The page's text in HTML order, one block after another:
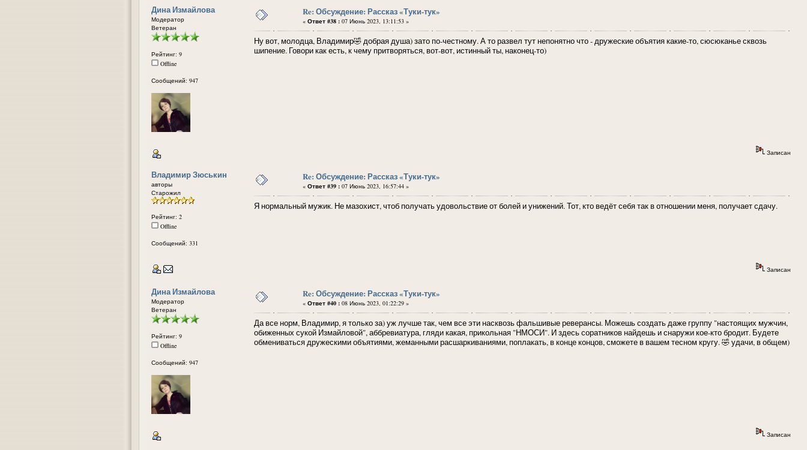
Дина Измайлова
Модератор
Ветеран
Рейтинг: 9
Offline
Сообщений: 947
Re: Обсуждение: Рассказ «Туки-тук»
« Ответ #38 : 07 Июнь 2023, 13:11:53 »
Ну вот, молодца, Владимир🤣 добрая душа) зато по-честному. А то развел тут непонятно что - дружеские объятия какие-то, сюсюканье сквозь
шипение. Говори как есть, к чему притворяться, вот-вот, истинный ты, наконец-то)
Записан
Владимир Зюськин
авторы
Старожил
Рейтинг: 2
Offline
Сообщений: 331
Re: Обсуждение: Рассказ «Туки-тук»
« Ответ #39 : 07 Июнь 2023, 16:57:44 »
Я нормальный мужик. Не мазохист, чтоб получать удовольствие от болей и унижений. Тот, кто ведёт себя так в отношении меня, получает сдачу.
Записан
Дина Измайлова
Модератор
Ветеран
Рейтинг: 9
Offline
Сообщений: 947
Re: Обсуждение: Рассказ «Туки-тук»
« Ответ #40 : 08 Июнь 2023, 01:22:29 »
Да все норм, Владимир, я только за) уж лучше так, чем все эти насквозь фальшивые реверансы. Можешь создать даже группу "настоящих мужчин,
обиженных сукой Измайловой", аббревиатура, гляди какая, прикольная "НМОСИ". И здесь соратников найдешь и снаружи кое-кто бродит. Будете
обмениваться дружескими объятиями, жеманными расшаркиваниями, поплакать, в конце концов, сможете в вашем тесном кругу. 🤣 удачи, в общем)
Записан